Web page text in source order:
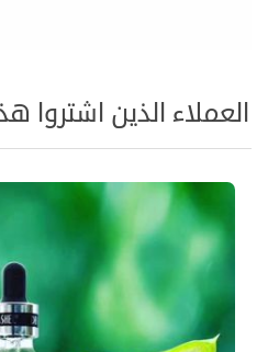
العملاء الذين اشتروا